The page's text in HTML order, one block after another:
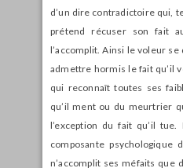
d’un dire contradictoire qui,
prétend récuser son fait
l’accomplit. Ainsi le voleur
admettre hormis le fait qu’il
qui reconnaît toutes ses
qu’il ment ou du meurtrier
l’exception du fait qu’il
composante psychologique
n’accomplit ses méfaits que